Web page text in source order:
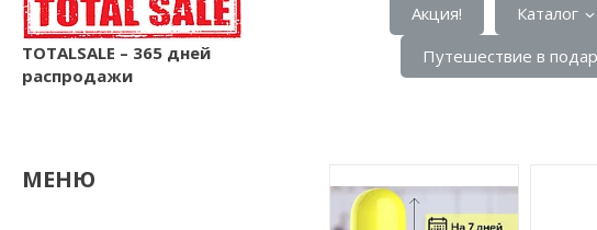
TOTALSALE – 365 дней
распродажи
Акция! Каталог
Путешествие в